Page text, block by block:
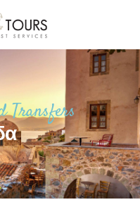
Transfers